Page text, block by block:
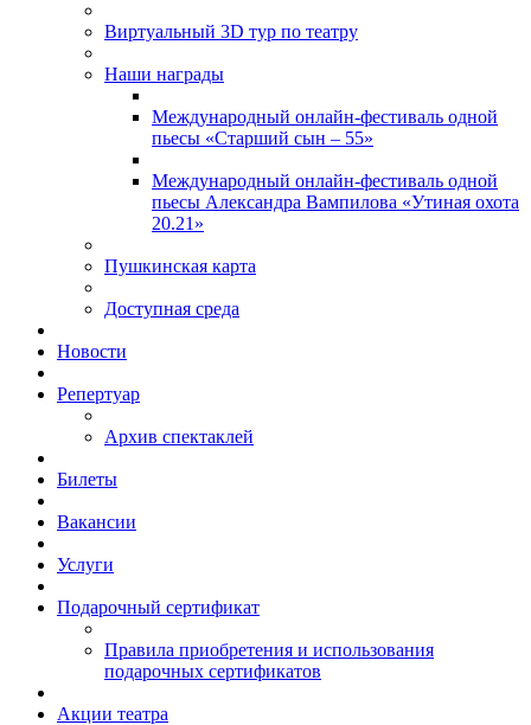
Виртуальный 3D тур по театру
Наши награды
Международный онлайн-фестиваль одной
пьесы «Старший сын – 55»
Международный онлайн-фестиваль одной
пьесы Александра Вампилова «Утиная охота
20.21»
Пушкинская карта
Доступная среда
Новости
Репертуар
Архив спектаклей
Билеты
Вакансии
Услуги
Подарочный сертификат
Правила приобретения и использования
подарочных сертификатов
Акции театра